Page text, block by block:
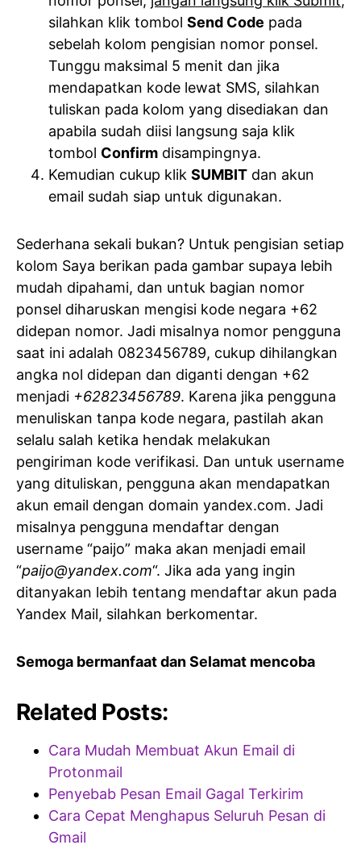
silahkan klik tombol Send Code pada
sebelah kolom pengisian nomor ponsel.
Tunggu maksimal 5 menit dan jika
mendapatkan kode lewat SMS, silahkan
tuliskan pada kolom yang disediakan dan
apabila sudah diisi langsung saja klik
tombol Confirm disampingnya.
Kemudian cukup klik SUMBIT dan akun
email sudah siap untuk digunakan.
Sederhana sekali bukan? Untuk pengisian setiap
kolom Saya berikan pada gambar supaya lebih
mudah dipahami, dan untuk bagian nomor
ponsel diharuskan mengisi kode negara +62
didepan nomor. Jadi misalnya nomor pengguna
saat ini adalah 0823456789, cukup dihilangkan
angka nol didepan dan diganti dengan +62
menjadi +62823456789. Karena jika pengguna
menuliskan tanpa kode negara, pastilah akan
selalu salah ketika hendak melakukan
pengiriman kode verifikasi. Dan untuk username
yang dituliskan, pengguna akan mendapatkan
akun email dengan domain yandex.com. Jadi
misalnya pengguna mendaftar dengan
username “paijo” maka akan menjadi email
“paijo@yandex.com“. Jika ada yang ingin
ditanyakan lebih tentang mendaftar akun pada
Yandex Mail, silahkan berkomentar.
Semoga bermanfaat dan Selamat mencoba
Related Posts:
Cara Mudah Membuat Akun Email di
Protonmail
Penyebab Pesan Email Gagal Terkirim
Cara Cepat Menghapus Seluruh Pesan di
Gmail